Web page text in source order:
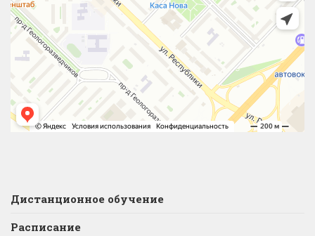
Дистанционное обучение
Расписание